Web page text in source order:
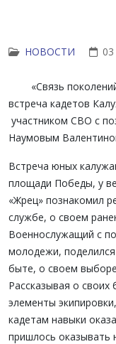
НОВОСТИ
«Связь
встреча кадетов
участником СВО с
Наумовым
Встреча юных
площади Победы, у
«Жрец» познакомил
службе, о своем
Военнослужащий с
молодежи,
быте, о своем
Рассказывая о
элементы
кадетам навыки
пришлось оказывать